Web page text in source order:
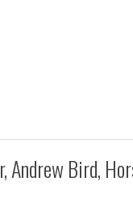
Andrew Bird,